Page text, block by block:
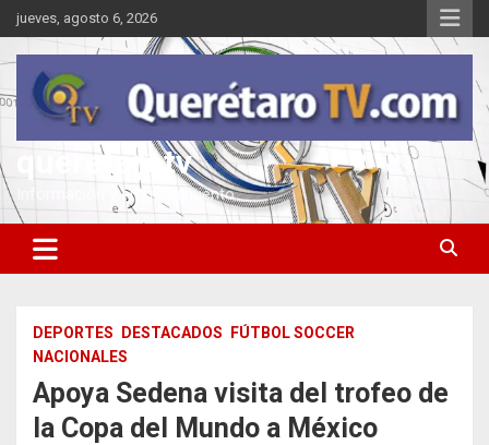
Saltar
al
contenido
jueves, agosto 6, 2026
queretarotv
Información y entretenimiento
DEPORTES DESTACADOS
FÚTBOL SOCCER
NACIONALES
Apoya Sedena visita del trofeo de
la Copa del Mundo a México